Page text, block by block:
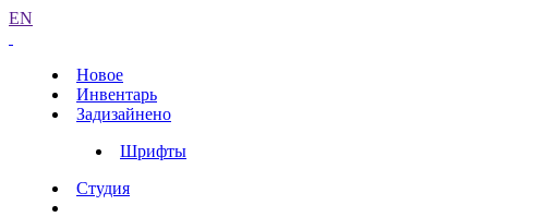
EN
Новое
Инвентарь
Задизайнено
Шрифты
Студия